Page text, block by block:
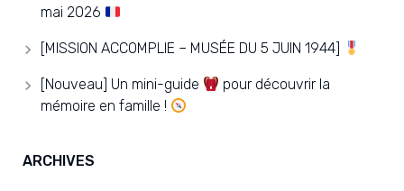
mai 2026
[MISSION ACCOMPLIE – MUSÉE DU 5 JUIN 1944]
[Nouveau] Un mini-guide
pour découvrir la
mémoire en famille !
ARCHIVES